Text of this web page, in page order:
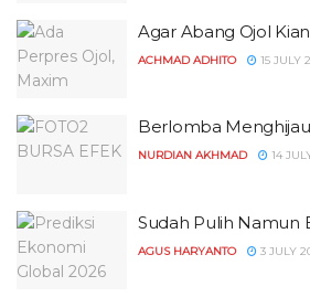
Agar Abang Ojol
ACHMAD ADHITO 15 JULY
Berlomba
NURDIAN AKHMAD 14
Sudah Pulih Namun
AGUS HARYANTO 3 JULY